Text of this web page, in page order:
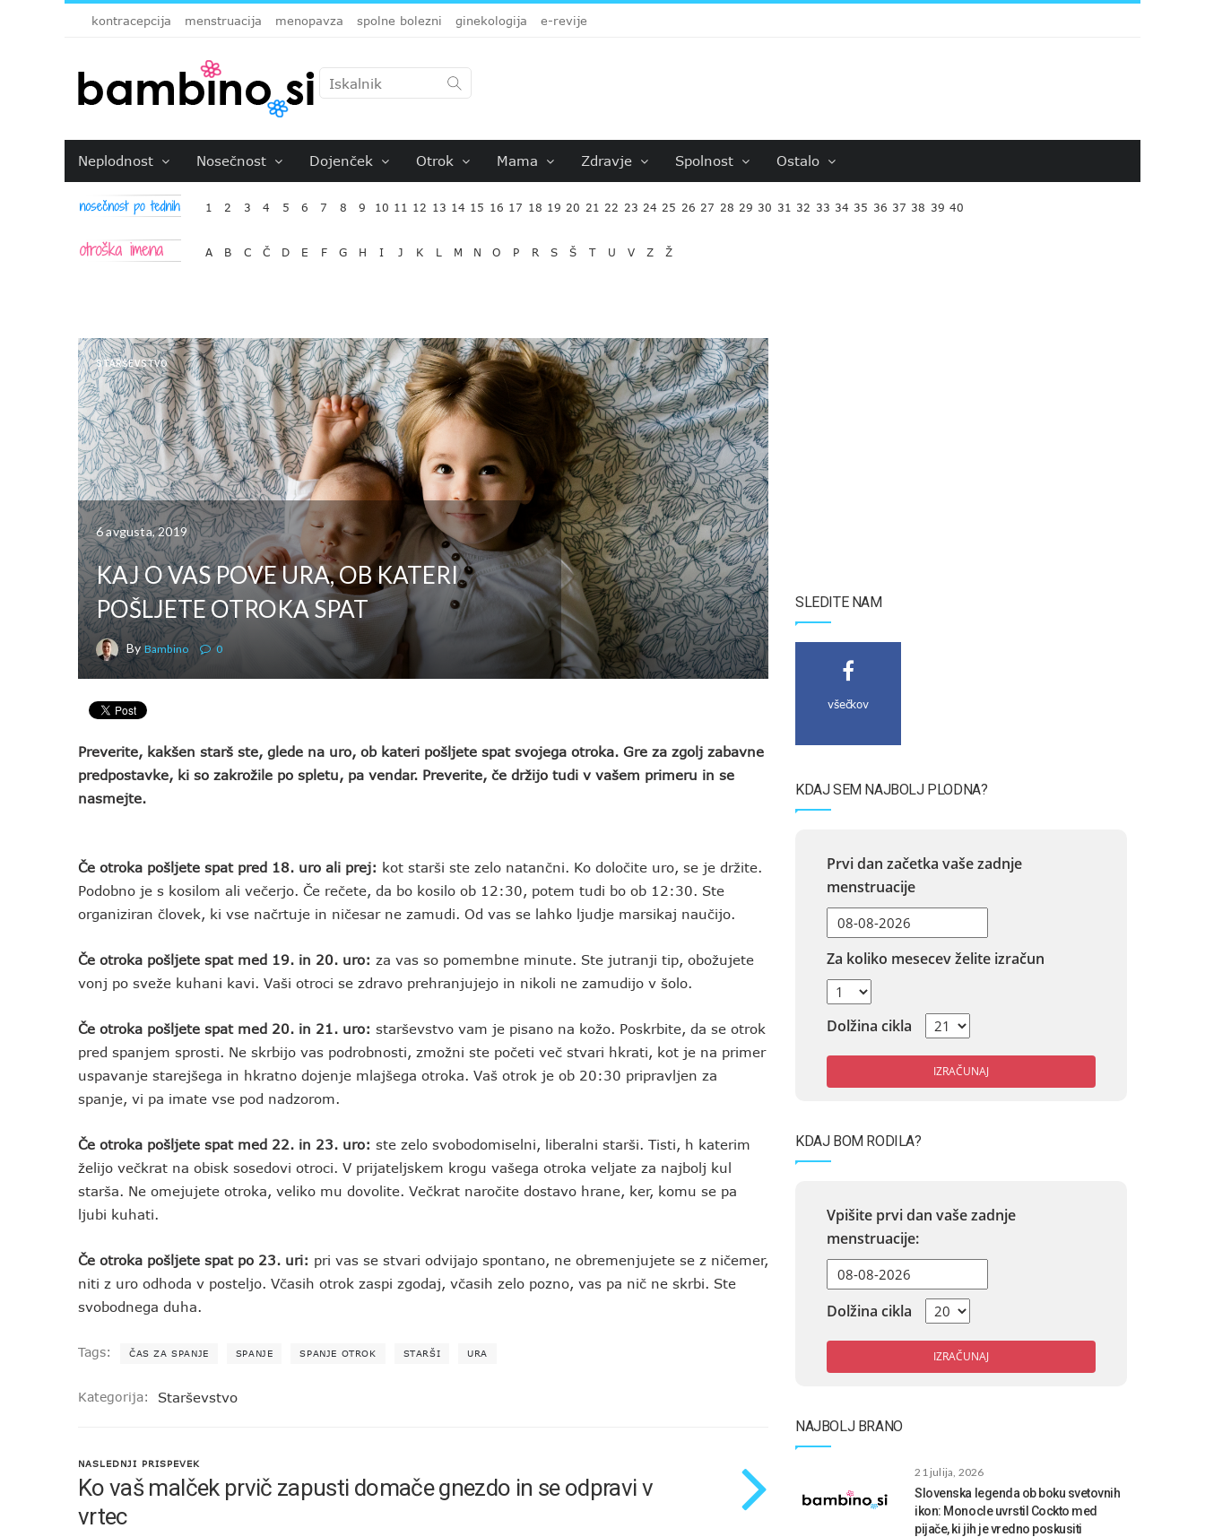
kontracepcija menstruacija menopavza spolne bolezni ginekologija e-revije
Neplodnost Nosečnost Dojenček Otrok Mama Zdravje Spolnost Ostalo
1 2 3 4 5 6 7 8 9 10 11 12 13 14 15 16 17 18 19 20 21 22 23 24 25 26 27 28 29 30 31 32 33 34 35 36 37 38 39 40
A B C Č D E F G H I J K L M N O P R S Š T U V Z Ž
STARŠEVSTVO
6 avgusta, 2019
KAJ O VAS POVE URA, OB KATERI
POŠLJETE OTROKA SPAT
ByBambino 0
Preverite, kakšen starš ste, glede na uro, ob kateri pošljete spat svojega otroka. Gre za zgolj zabavne
predpostavke, ki so zakrožile po spletu, pa vendar. Preverite, če držijo tudi v vašem primeru in se
nasmejte.
Če otroka pošljete spat pred 18. uro ali prej: kot starši ste zelo natančni. Ko določite uro, se je držite.
Podobno je s kosilom ali večerjo. Če rečete, da bo kosilo ob 12:30, potem tudi bo ob 12:30. Ste
organiziran človek, ki vse načrtuje in ničesar ne zamudi. Od vas se lahko ljudje marsikaj naučijo.
Če otroka pošljete spat med 19. in 20. uro: za vas so pomembne minute. Ste jutranji tip, obožujete
vonj po sveže kuhani kavi. Vaši otroci se zdravo prehranjujejo in nikoli ne zamudijo v šolo.
Če otroka pošljete spat med 20. in 21. uro: starševstvo vam je pisano na kožo. Poskrbite, da se otrok
pred spanjem sprosti. Ne skrbijo vas podrobnosti, zmožni ste početi več stvari hkrati, kot je na primer
uspavanje starejšega in hkratno dojenje mlajšega otroka. Vaš otrok je ob 20:30 pripravljen za
spanje, vi pa imate vse pod nadzorom.
Če otroka pošljete spat med 22. in 23. uro: ste zelo svobodomiselni, liberalni starši. Tisti, h katerim
želijo večkrat na obisk sosedovi otroci. V prijateljskem krogu vašega otroka veljate za najbolj kul
starša. Ne omejujete otroka, veliko mu dovolite. Večkrat naročite dostavo hrane, ker, komu se pa
ljubi kuhati.
Če otroka pošljete spat po 23. uri: pri vas se stvari odvijajo spontano, ne obremenjujete se z ničemer,
niti z uro odhoda v posteljo. Včasih otrok zaspi zgodaj, včasih zelo pozno, vas pa nič ne skrbi. Ste
svobodnega duha.
Tags: ČAS ZA SPANJE SPANJE SPANJE OTROK STARŠI URA
Kategorija: Starševstvo
NASLEDNJI PRISPEVEK
Ko vaš malček prvič zapusti domače gnezdo in se odpravi v
vrtec
SLEDITE NAM
všečkov
KDAJ SEM NAJBOLJ PLODNA?
Prvi dan začetka vaše zadnje
menstruacije
Za koliko mesecev želite izračun
Dolžina cikla
IZRAČUNAJ
KDAJ BOM RODILA?
Vpišite prvi dan vaše zadnje
menstruacije:
Dolžina cikla
IZRAČUNAJ
NAJBOLJ BRANO
21 julija, 2026
Slovenska legenda ob boku svetovnih
ikon: Monocle uvrstil Cockto med
pijače, ki jih je vredno poskusiti